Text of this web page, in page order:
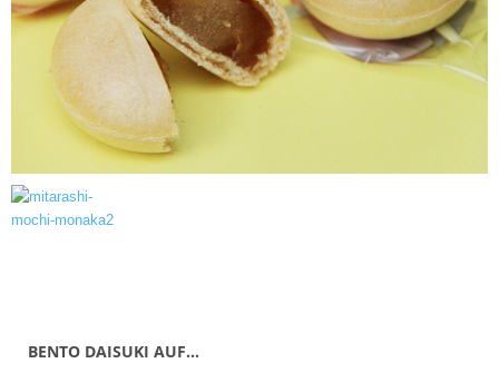
BENTO DAISUKI AUF…